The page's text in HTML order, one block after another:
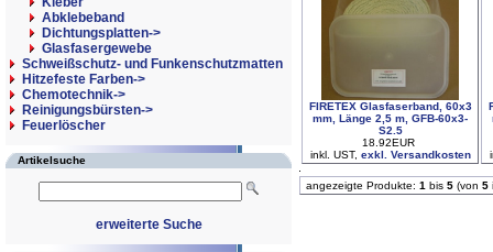
Abklebeband
Dichtungsplatten->
Glasfasergewebe
Schweißschutz- und Funkenschutzmatten
Hitzefeste Farben->
Chemotechnik->
Reinigungsbürsten->
Feuerlöscher
Artikelsuche
erweiterte Suche
FIRETEX Glasfaserband, 60x3
mm, Länge 2,5 m, GFB-60x3-
S2.5
18.92EUR
inkl. UST, exkl. Versandkosten
angezeigte Produkte: 1 bis 5 (von 5